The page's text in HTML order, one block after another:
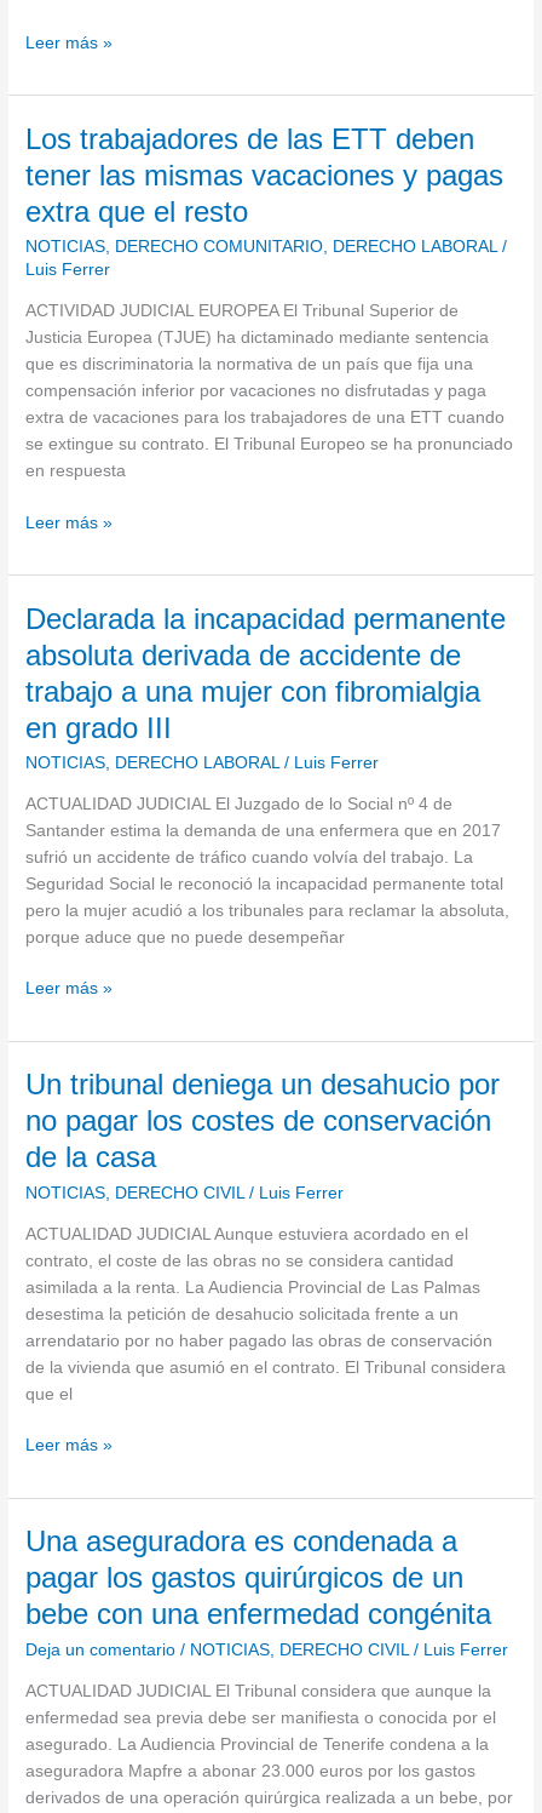
Leer más »
Los trabajadores de las ETT deben
tener las mismas vacaciones y pagas
extra que el resto
NOTICIAS, DERECHO COMUNITARIO, DERECHO LABORAL/
Luis Ferrer
ACTIVIDAD JUDICIAL EUROPEA El Tribunal Superior de
Justicia Europea (TJUE) ha dictaminado mediante sentencia
que es discriminatoria la normativa de un país que fija una
compensación inferior por vacaciones no disfrutadas y paga
extra de vacaciones para los trabajadores de una ETT cuando
se extingue su contrato. El Tribunal Europeo se ha pronunciado
en respuesta
Los
de
las
ETT
deben
las
mismas
vacaciones
y
pagas
extra
que
resto
Leer más »
Declarada la incapacidad permanente
absoluta derivada de accidente de
trabajo a una mujer con fibromialgia
en grado III
NOTICIAS, DERECHO LABORAL/ Luis Ferrer
ACTUALIDAD JUDICIAL El Juzgado de lo Social nº 4 de
Santander estima la demanda de una enfermera que en 2017
sufrió un accidente de tráfico cuando volvía del trabajo. La
Seguridad Social le reconoció la incapacidad permanente total
pero la mujer acudió a los tribunales para reclamar la absoluta,
porque aduce que no puede desempeñar
Declarada
incapacidad
permanente
absoluta
derivada
de
accidente
de
trabajo
a
una
mujer
fibromialgia
grado
Leer más »
Un tribunal deniega un desahucio por
no pagar los costes de conservación
de la casa
NOTICIAS, DERECHO CIVIL/ Luis Ferrer
ACTUALIDAD JUDICIAL Aunque estuviera acordado en el
contrato, el coste de las obras no se considera cantidad
asimilada a la renta. La Audiencia Provincial de Las Palmas
desestima la petición de desahucio solicitada frente a un
arrendatario por no haber pagado las obras de conservación
de la vivienda que asumió en el contrato. El Tribunal considera
que el
Un
deniega
un
desahucio
no
pagar
los
costes
de
conservación
de
casa
Leer más »
Una aseguradora es condenada a
pagar los gastos quirúrgicos de un
bebe con una enfermedad congénita
Deja un comentario / NOTICIAS, DERECHO CIVIL/ Luis Ferrer
ACTUALIDAD JUDICIAL El Tribunal considera que aunque la
enfermedad sea previa debe ser manifiesta o conocida por el
asegurado. La Audiencia Provincial de Tenerife condena a la
aseguradora Mapfre a abonar 23.000 euros por los gastos
derivados de una operación quirúrgica realizada a un bebe, por
Una
es
condenada
a
los
gastos
quirúrgicos
de
un